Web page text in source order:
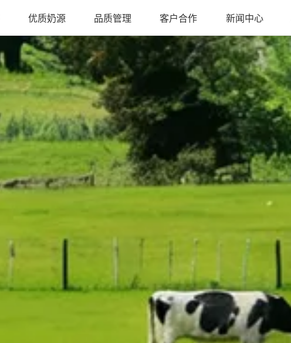
优质奶源 品质管理 客户合作 新闻中心